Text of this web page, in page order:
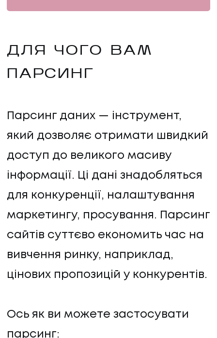
ДЛЯ ЧОГО ВАМ
ПАРСИНГ
Парсинг даних — інструмент,
який дозволяє отримати швидкий
доступ до великого масиву
інформації. Ці дані знадобляться
для конкуренції, налаштування
маркетингу, просування. Парсинг
сайтів суттєво економить час на
вивчення ринку, наприклад,
цінових пропозицій у конкурентів.
Ось як ви можете застосувати
парсинг:
ПОСЛУГИ
ПОСЛУГИ
КЕЙСИ
КЕЙСИ
ПРО НАС